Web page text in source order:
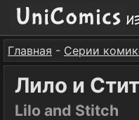
Главная - Серии
Лило и
Lilo and Stitch